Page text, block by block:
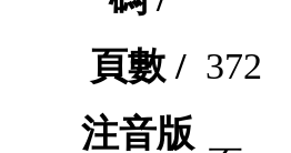
頁數 / 372
注音版